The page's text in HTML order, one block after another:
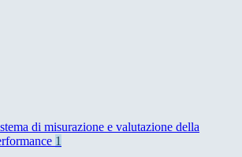
di misurazione e valutazione della
1